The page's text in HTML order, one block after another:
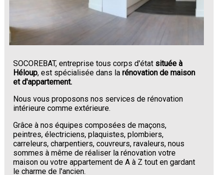
SOCOREBAT, entreprise tous corps d'état située à
Héloup, est spécialisée dans larénovation de maison
et d'appartement.
Nous vous proposons nos services de rénovation
intérieure comme extérieure.
Grâce à nos équipes composées de maçons,
peintres, électriciens, plaquistes, plombiers,
carreleurs, charpentiers, couvreurs, ravaleurs, nous
sommes à même de réaliser la rénovation votre
maison ou votre appartement de A à Z tout en gardant
le charme de l'ancien.